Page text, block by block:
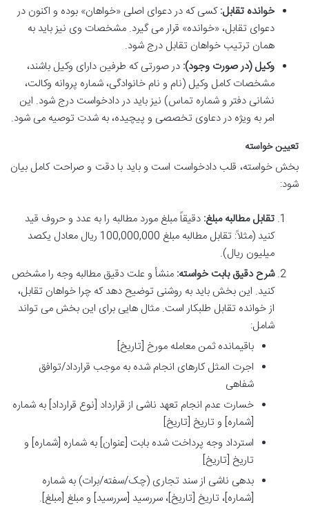
خوانده تقابل:کسی که در دعوای اصلی «خواهان» بوده و اکنون در
دعوای تقابل، «خوانده» قرار می گیرد. مشخصات وی نیز باید به
همان ترتیب خواهان تقابل درج شود.
وکیل (در صورت وجود): در صورتی که طرفین دارای وکیل باشند،
مشخصات کامل وکیل (نام و نام خانوادگی، شماره پروانه وکالت،
نشانی دفتر و شماره تماس) نیز باید در دادخواست درج شود. این
امر به ویژه در دعاوی تخصصی و پیچیده، به شدت توصیه می شود.
تعیین خواسته
بخش خواسته، قلب دادخواست است و باید با دقت و صراحت کامل بیان
شود:
تقابل مطالبه مبلغ: دقیقاً مبلغ مورد مطالبه را به عدد و حروف قید
کنید (مثلاً: تقابل مطالبه مبلغ 100,000,000 ریال معادل یکصد
میلیون ریال).
شرح دقیق بابت خواسته: منشأ و علت دقیق مطالبه وجه را مشخص
کنید. این بخش باید به روشنی توضیح دهد که چرا خواهان تقابل،
از خوانده تقابل طلبکار است. مثال هایی برای این بخش می تواند
شامل:
باقیمانده ثمن معامله مورخ [تاریخ]
اجرت المثل کارهای انجام شده به موجب قرارداد/توافق
شفاهی
خسارت عدم انجام تعهد ناشی از قرارداد [نوع قرارداد] به شماره
[شماره] و تاریخ [تاریخ]
استرداد وجه پرداخت شده بابت [عنوان] به شماره [شماره] و
تاریخ [تاریخ]
بدهی ناشی از سند تجاری (چک/سفته/برات) به شماره
[شماره]، تاریخ [تاریخ]، سررسید [سررسید] و مبلغ [مبلغ].